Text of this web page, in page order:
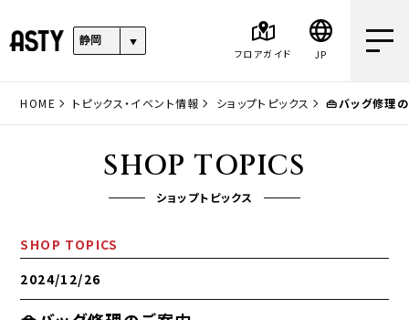
フロアガイド JP
HOME トピックス・イベント情報 ショップトピックス 👜バッグ修理
SHOP TOPICS
ショップトピックス
SHOP TOPICS
2024/12/26